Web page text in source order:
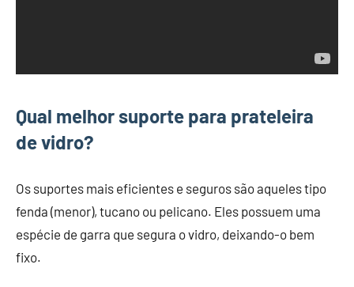
Qual melhor suporte para prateleira
de vidro?
Os suportes mais eficientes e seguros são aqueles tipo
fenda (menor), tucano ou pelicano. Eles possuem uma
espécie de garra que segura o vidro, deixando-o bem
fixo.